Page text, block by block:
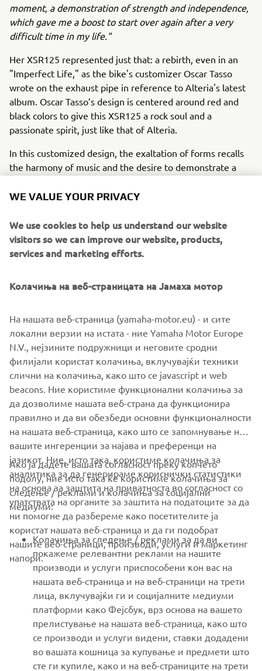
moment, a demonstration of strength and independence,
which gave me a boost to start over again after a very
difficult time in my life."
Her XSR125 represented just that: a rebirth, even in an
"Imperfect Life," as the bike's customizer Oscar Tasso
wrote on the exhaust pipe in reference to Alteria's latest
album. Oscar Tasso’s design is centered around red and
black colors to give this XSR125 a rock soul and a
passionate spirit, just like that of Alteria.
In this customized design, the exaltation of forms recalls
the harmony of music and the desire to demonstrate a
the protagonist of their lives.
For her daily rides between radio studios, rehearsal rooms
and writing sessions for her new songs, Alteria dreamed
of having a lightweight, versatile bike with a distinctive
design.
Modifications were primarily made to the front fairing, to
cover. The rims were also repainted. Furthermore,
dedicated graphics and modifications were made to the
most evident aesthetic elements, such as arrows, mirrors,
the tail fairing and the optical group.
XSR125 PRODUCTION MODEL
CORPORATE
FOR BUSINESS
MORE YAMAHA
SUPPORT
NEWSLETTER
Be the first one to learn about latest deals, special events, new
WE VALUE YOUR PRIVACY
We use cookies to help us understand our website
visitors so we can improve our website, products,
services and marketing efforts.
Колачиња на веб-страницата на Јамаха мотор
На нашата веб-страница (yamaha-motor.eu) - и сите
локални верзии на истата - ние Yamaha Motor Europe
N.V., нејзините подружници и неговите сродни
филијали користат колачиња, вклучувајќи техники
слични на колачиња, како што се javascript и web
beacons. Ние користиме функционални колачиња за
да дозволиме нашата веб-страна да функционира
правилно и да ви обезбеди основни функционалности
на нашата веб-страница, како што се запомнување на
вашите ингеренции за најава и преференци на
јазикот. Ние, исто така, користиме колачиња за
аналитика за да генерираме кориснички статистики
на основа за заштита на приватноста во согласност со
упатствата на органите за заштита на податоците за да
ни помогне да разбереме како посетителите ја
користат нашата веб-страница и да ги подобрат
нашите веб-страници, производи, услуги и маркетинг
напори.
Ако ја дадете вашата согласност преку копчето
подолу, ние исто така ќе користиме колачиња за
следење / реклами и колачиња за социјални
медиуми:
Колачиња за следење / реклами за да ви
покажеме релевантни реклами на нашите
производи и услуги приспособени кон вас на
нашата веб-страница и на веб-страници на трети
лица, вклучувајќи ги и социјалните медиуми
платформи како Фејсбук, врз основа на вашето
прелистување на нашата веб-страница, како што
се производи и услуги видени, ставки додадени
во вашата кошница за купување и предмети што
сте ги купиле, како и на веб-страниците на трети